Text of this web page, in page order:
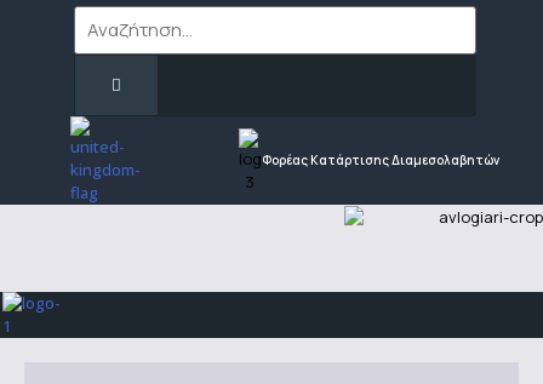
Φορέας Κατάρτισης Διαμεσολαβητών